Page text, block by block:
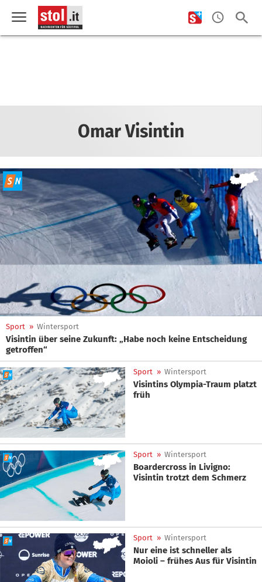
Omar Visintin
Sport » Wintersport
Visintin über seine Zukunft: „Habe noch keine Entscheidung
getroffen“
Sport » Wintersport
Visintins Olympia-Traum platzt
früh
Sport » Wintersport
Boardercross in Livigno:
Visintin trotzt dem Schmerz
Sport » Wintersport
Nur eine ist schneller als
Moioli – frühes Aus für Visintin